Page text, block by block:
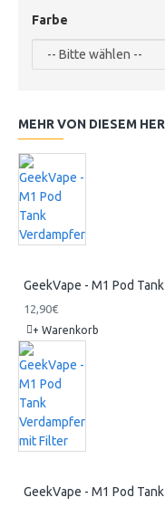
Farbe
MEHR VON DIESEM
GeekVape - M1 Pod
12,90€
+ Warenkorb
GeekVape - M1 Pod